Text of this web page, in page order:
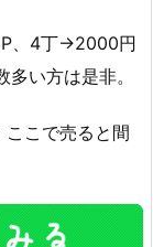
、4丁→2000円
い方は是非。
こで売ると間